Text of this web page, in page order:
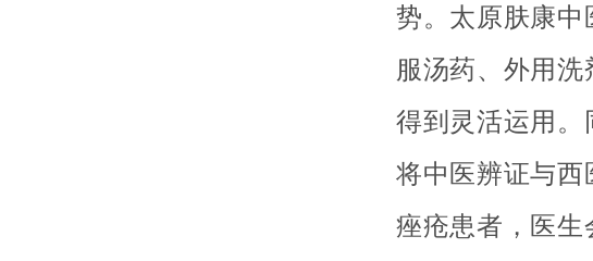
势。太原肤康中
服汤药、外用
得到灵活运用。
将中医辨证与西
痤疮患者，医生